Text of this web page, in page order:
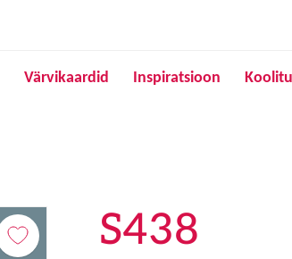
Värvikaardid Inspiratsioon
S438